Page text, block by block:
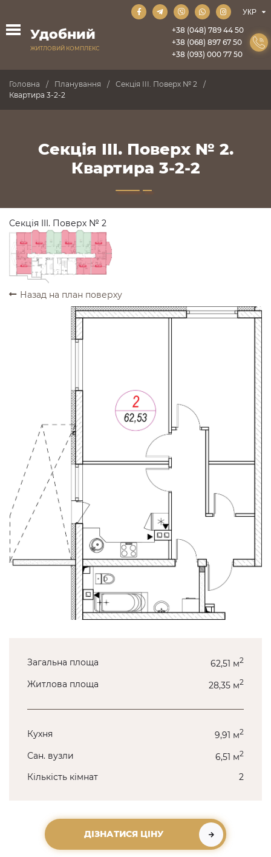
Удобний
ЖИТЛОВИЙ КОМПЛЕКС
+38 (048) 789 44 50
+38 (068) 897 67 50
+38 (093) 000 77 50
Головна Планування
Секція III. Поверх № 2
Квартира 3-2-2
Секція III. Поверх № 2.
Квартира 3-2-2
Секція III. Поверх № 2
ПРОДАНО
ПРОДАНО ПРОДАНО ПРОДАНО ПРОДАНО
ПРОДАНО
ПРОДАНО
Назад на план поверху
Загальна площа 62,51 м2
Житлова площа 28,35 м2
Кухня 9,91 м2
Сан. вузли 6,51 м2
Кількість кімнат 2
ДІЗНАТИСЯ ЦІНУ